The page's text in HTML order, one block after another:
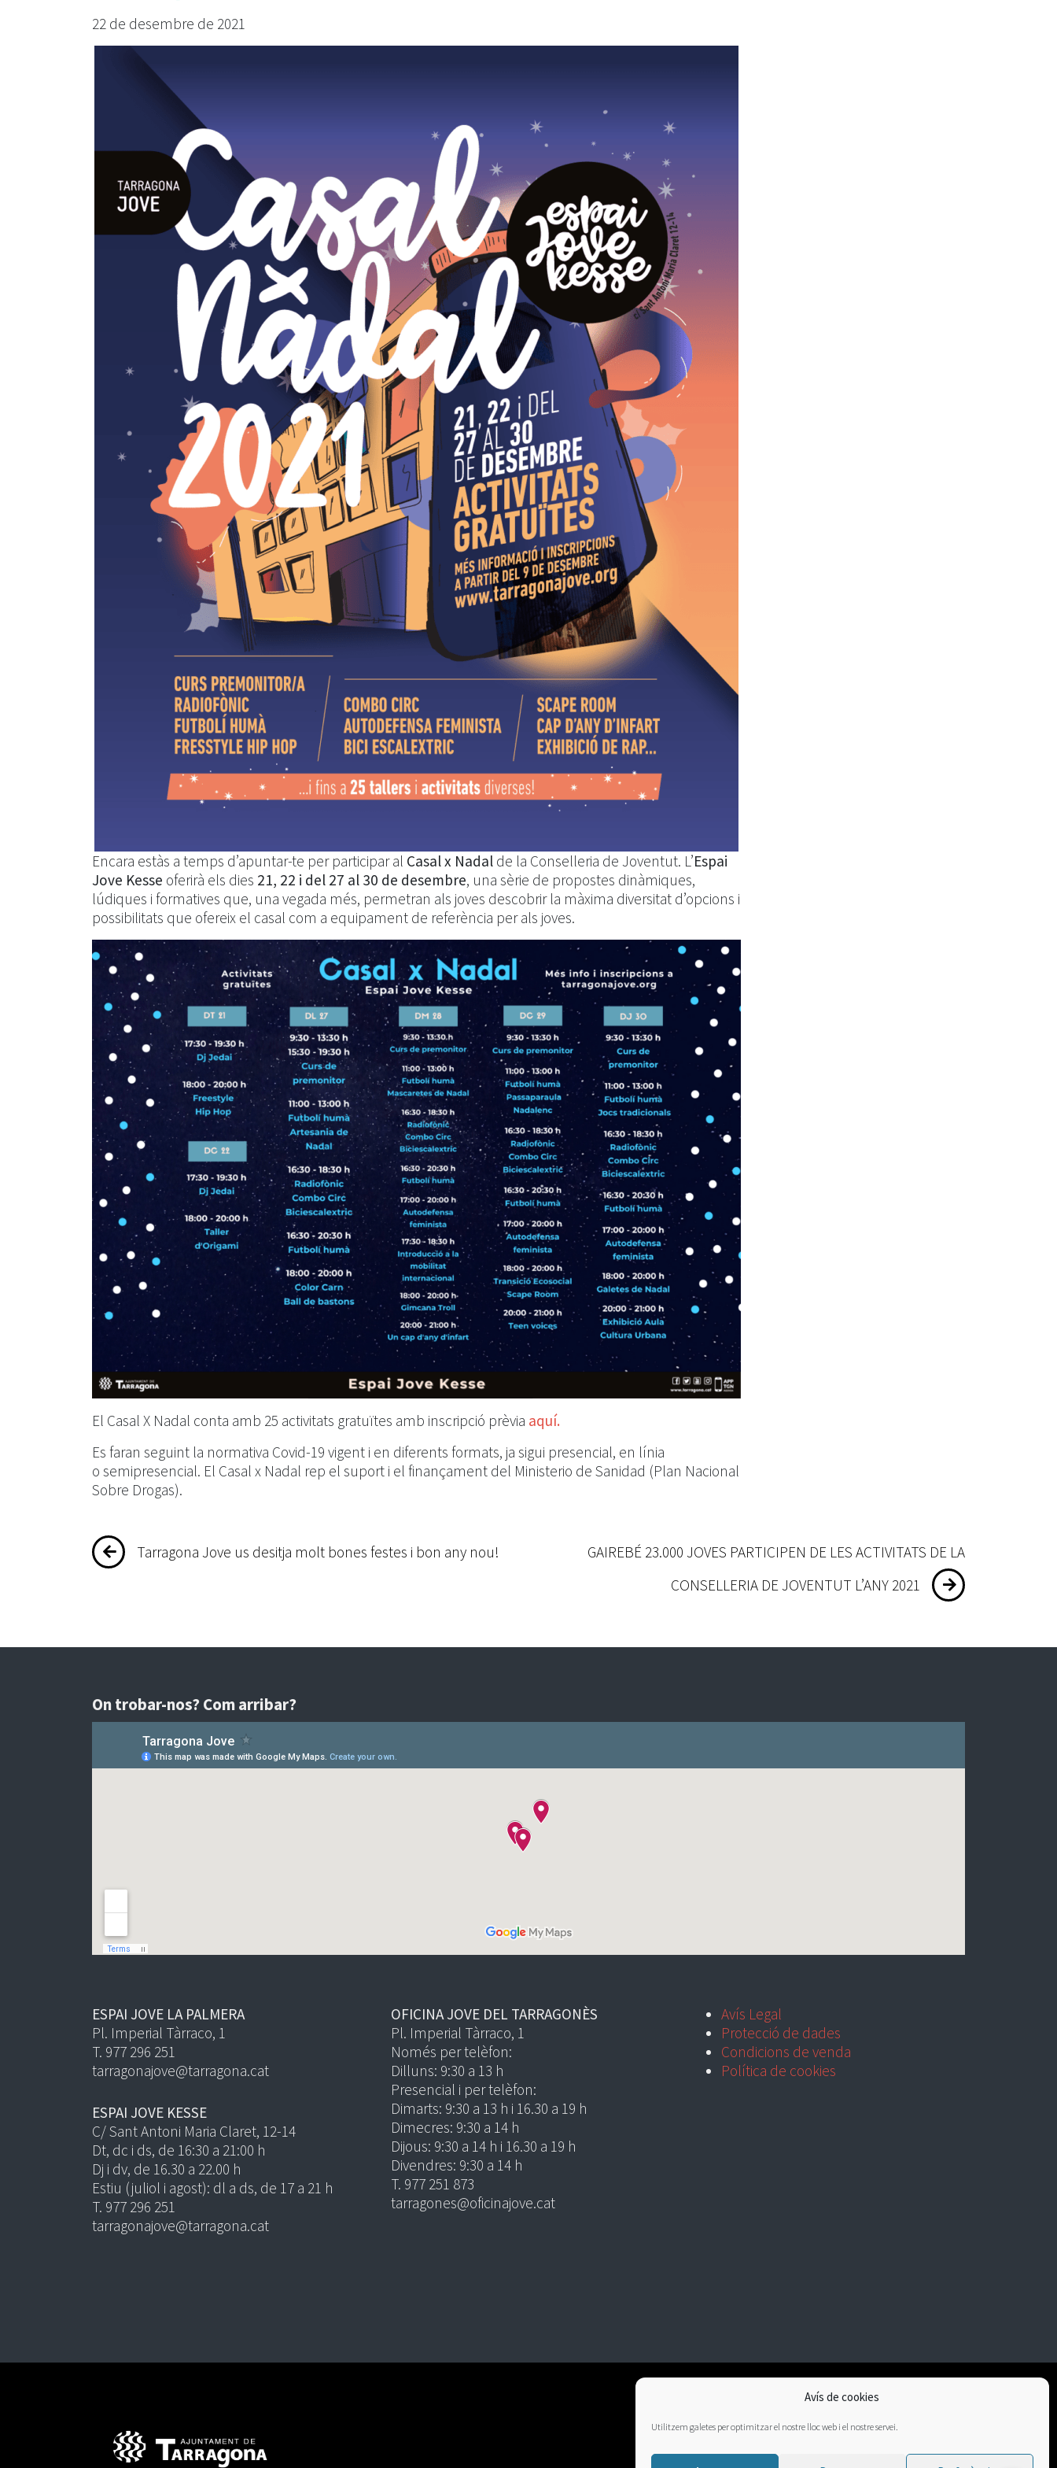
Avís de cookies
Utilitzem galetes per optimitzar el nostre lloc web i el nostre servei.
22 de desembre de 2021
Encara estàs a temps d’apuntar-te per participar al Casal x Nadal de la Conselleria de Joventut. L’Espai
Jove Kesse oferirà els dies 21, 22 i del 27 al 30 de desembre, una sèrie de propostes dinàmiques,
lúdiques i formatives que, una vegada més, permetran als joves descobrir la màxima diversitat d’opcions i
possibilitats que ofereix el casal com a equipament de referència per als joves.
El Casal X Nadal conta amb 25 activitats gratuïtes amb inscripció prèvia aquí.
Es faran seguint la normativa Covid-19 vigent i en diferents formats, ja sigui presencial, en línia
o semipresencial. El Casal x Nadal rep el suport i el finançament del Ministerio de Sanidad (Plan Nacional
Sobre Drogas).
Navegació
Tarragona Jove us desitja molt bones festes i bon any nou!
GAIREBÉ 23.000 JOVES PARTICIPEN DE LES ACTIVITATS DE LA
CONSELLERIA DE JOVENTUT L’ANY 2021
On trobar-nos? Com arribar?
ESPAI JOVE LA PALMERA
Pl. Imperial Tàrraco, 1
T. 977 296 251
tarragonajove@tarragona.cat
ESPAI JOVE KESSE
C/ Sant Antoni Maria Claret, 12-14
Dt, dc i ds, de 16:30 a 21:00 h
Dj i dv, de 16.30 a 22.00 h
Estiu (juliol i agost): dl a ds, de 17 a 21 h
T. 977 296 251
tarragonajove@tarragona.cat
OFICINA JOVE DEL TARRAGONÈS
Pl. Imperial Tàrraco, 1
Només per telèfon:
Dilluns: 9:30 a 13 h
Presencial i per telèfon:
Dimarts: 9:30 a 13 h i 16.30 a 19 h
Dimecres: 9:30 a 14 h
Dijous: 9:30 a 14 h i 16.30 a 19 h
Divendres: 9:30 a 14 h
T. 977 251 873
tarragones@oficinajove.cat
Avís Legal
Protecció de dades
Condicions de venda
Política de cookies